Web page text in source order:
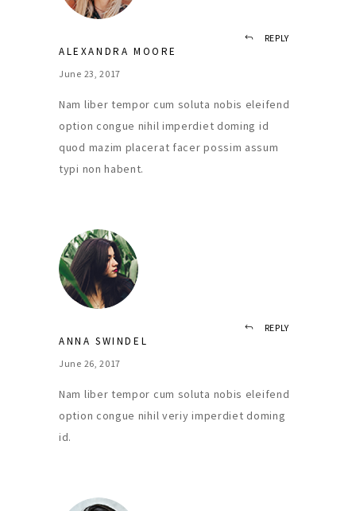
REPLY
ALEXANDRA MOORE
June 23, 2017
Nam liber tempor cum soluta nobis eleifend
option congue nihil imperdiet doming id
quod mazim placerat facer possim assum
typi non habent.
REPLY
ANNA SWINDEL
June 26, 2017
Nam liber tempor cum soluta nobis eleifend
option congue nihil veriy imperdiet doming
id.